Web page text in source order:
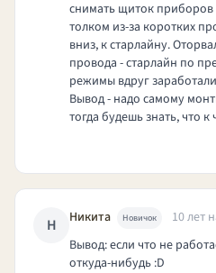
снимать щиток приборов
толком из-за коротких
вниз, к старлайну.
провода - старлайн по
режимы вдруг
Вывод - надо самому
тогда будешь знать, что к
Н Никита Новичок
10 лет
Вывод: если что не
откуда-нибудь :D